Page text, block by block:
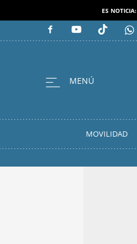
ES NOTICIA:
MOVILIDAD